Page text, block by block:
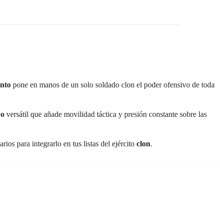
pone en manos de un solo soldado clon el poder ofensivo de toda
versátil que añade movilidad táctica y presión constante sobre las
para integrarlo en tus listas del ejército clon.